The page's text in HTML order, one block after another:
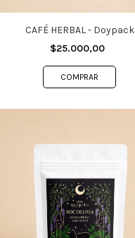
CAFÉ HERBAL - Doypack
$25.000,00